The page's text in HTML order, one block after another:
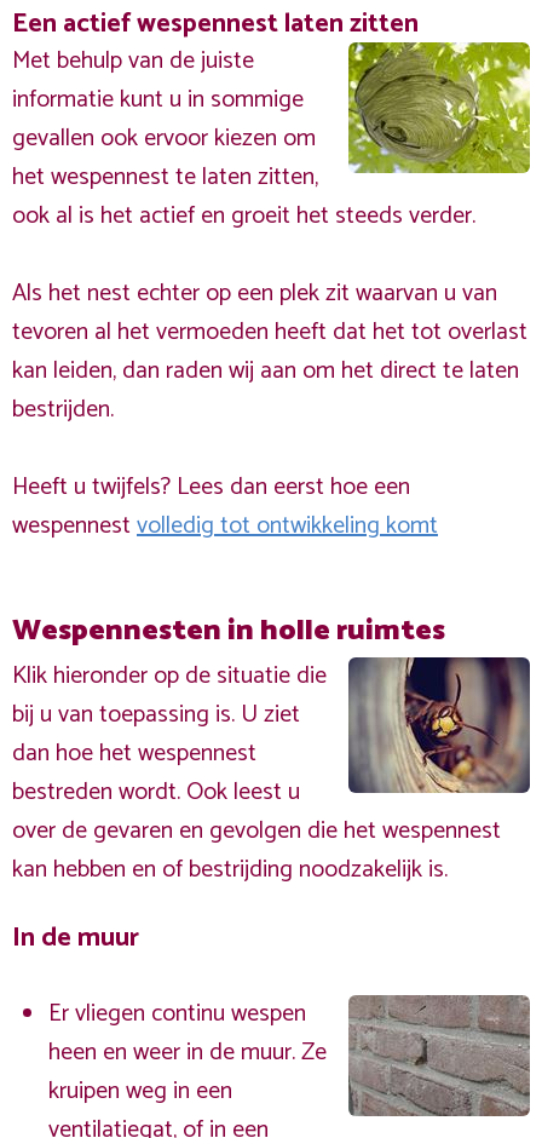
Een actief wespennest laten zitten
Met behulp van de juiste
informatie kunt u in sommige
gevallen ook ervoor kiezen om
het wespennest te laten zitten,
ook al is het actief en groeit het steeds verder.
Als het nest echter op een plek zit waarvan u van
tevoren al het vermoeden heeft dat het tot overlast
kan leiden, dan raden wij aan om het direct te laten
bestrijden.
Heeft u twijfels? Lees dan eerst hoe een
wespennestvolledig tot ontwikkeling komt
Wespennesten in holle ruimtes
Klik hieronder op de situatie die
bij u van toepassing is. U ziet
dan hoe het wespennest
bestreden wordt. Ook leest u
over de gevaren en gevolgen die het wespennest
kan hebben en of bestrijding noodzakelijk is.
In de muur
Er vliegen continu wespen
heen en weer in de muur. Ze
kruipen weg in een